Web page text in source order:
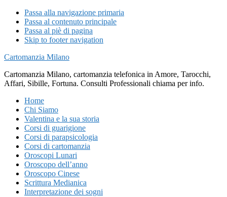
Passa alla navigazione primaria
Passa al contenuto principale
Passa al piè di pagina
Skip to footer navigation
Cartomanzia Milano
Cartomanzia Milano, cartomanzia telefonica in Amore, Tarocchi,
Affari, Sibille, Fortuna. Consulti Professionali chiama per info.
Home
Chi Siamo
Valentina e la sua storia
Corsi di guarigione
Corsi di parapsicologia
Corsi di cartomanzia
Oroscopi Lunari
Oroscopo dell’anno
Oroscopo Cinese
Scrittura Medianica
Interpretazione dei sogni